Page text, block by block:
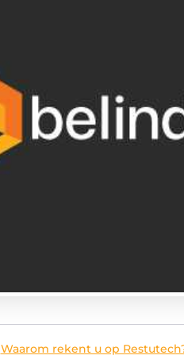
Waarom rekent u op